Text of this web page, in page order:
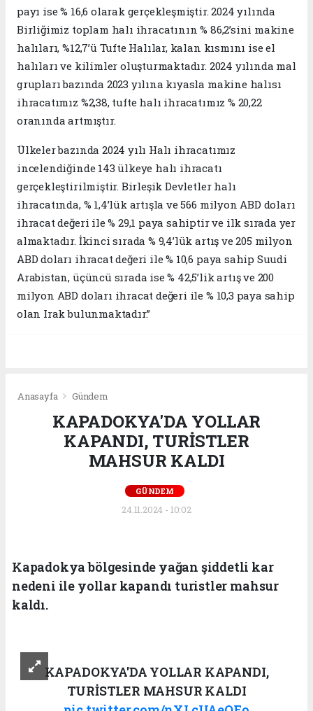
payı ise % 16,6 olarak gerçekleşmiştir. 2024 yılında
Birliğimiz toplam halı ihracatının % 86,2’sini makine
halıları, %12,7’ü Tufte Halılar, kalan kısmını ise el
halıları ve kilimler oluşturmaktadır. 2024 yılında mal
grupları bazında 2023 yılına kıyasla makine halısı
ihracatımız %2,38, tufte halı ihracatımız % 20,22
oranında artmıştır.
Ülkeler bazında 2024 yılı Halı ihracatımız
incelendiğinde 143 ülkeye halı ihracatı
gerçekleştirilmiştir. Birleşik Devletler halı
ihracatında, % 1,4’lük artışla ve 566 milyon ABD doları
ihracat değeri ile % 29,1 paya sahiptir ve ilk sırada yer
almaktadır. İkinci sırada % 9,4’lük artış ve 205 milyon
ABD doları ihracat değeri ile % 10,6 paya sahip Suudi
Arabistan, üçüncü sırada ise % 42,5’lik artış ve 200
milyon ABD doları ihracat değeri ile % 10,3 paya sahip
olan Irak bulunmaktadır.”
Anasayfa Gündem
KAPADOKYA'DA YOLLAR
KAPANDI, TURİSTLER
MAHSUR KALDI
GÜNDEM
24.11.2024 - 10:02
Kapadokya bölgesinde yağan şiddetli kar
nedeni ile yollar kapandı turistler mahsur
kaldı.
KAPADOKYA'DA YOLLAR KAPANDI,
TURİSTLER MAHSUR KALDI